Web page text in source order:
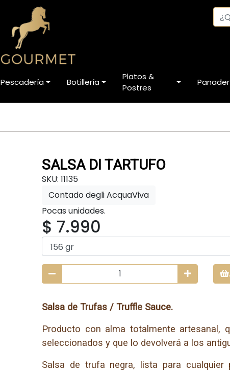
Pescadería Botillería
Platos &
Postres
SALSA DI TARTUFO
SKU: 11135
Contado degli AcquaViva
Pocas unidades.
$ 7.990
Salsa de Trufas / Truffle Sauce.
Producto con alma totalmente artesanal,
seleccionados y que lo devolverá a los
Salsa de trufa negra, lista para cualquier